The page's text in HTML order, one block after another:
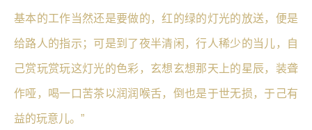
基本的工作当然还是要做的，红的绿的灯光的放送，便是
给路人的指示；可是到了夜半清闲，行人稀少的当儿，自
己赏玩赏玩这灯光的色彩，玄想玄想那天上的星辰，装聋
作哑，喝一口苦茶以润润喉舌，倒也是于世无损，于己有
益的玩意儿。”